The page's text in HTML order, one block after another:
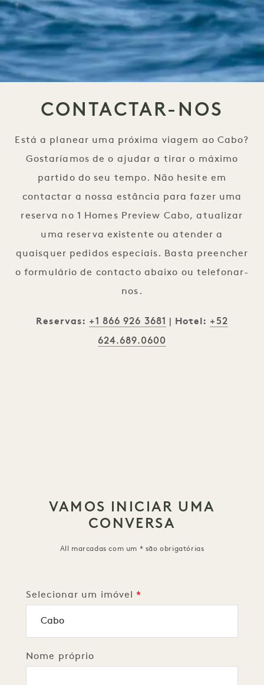
CONTACTAR-NOS
Está a planear uma próxima viagem ao Cabo?
Gostaríamos de o ajudar a tirar o máximo
partido do seu tempo. Não hesite em
contactar a nossa estância para fazer uma
reserva no 1 Homes Preview Cabo, atualizar
uma reserva existente ou atender a
quaisquer pedidos especiais. Basta preencher
o formulário de contacto abaixo ou telefonar-
nos.
Reservas: +1 866 926 3681 Hotel: +52
624.689.0600
VAMOS INICIAR UMA
CONVERSA
All marcadas com um * são obrigatórias
Selecionar um imóvel
Nome próprio